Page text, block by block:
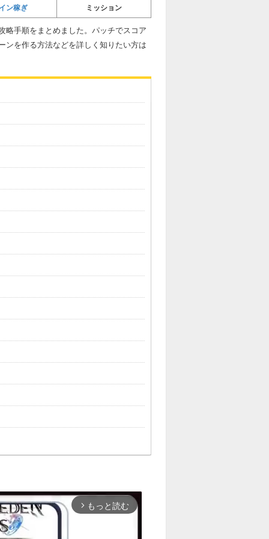
ン稼ぎ ミッション
略手順をまとめました。パッチでスコア
ンを作る方法などを詳しく知りたい方は
arrow_forward_ios もっと読む